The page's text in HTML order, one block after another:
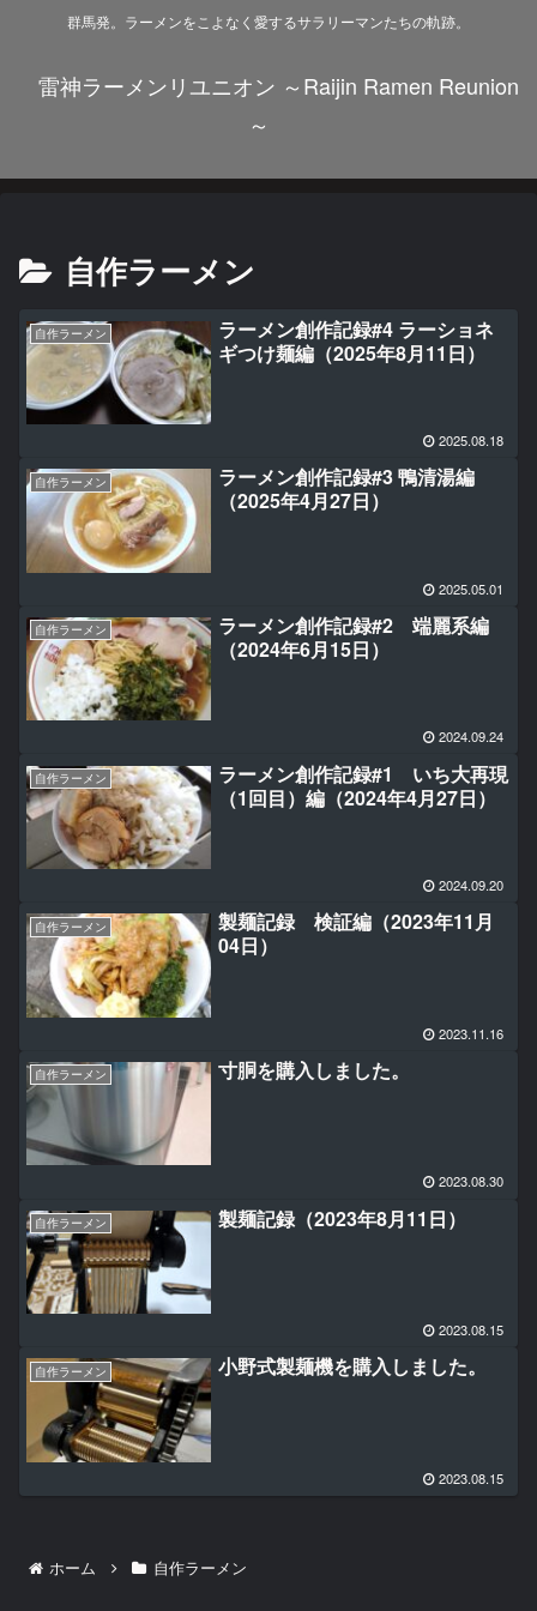
群馬発。ラーメンをこよなく愛するサラリーマンたちの軌跡。
雷神ラーメンリユニオン ～Raijin Ramen Reunion
～
自作ラーメン
自作ラーメン
ラーメン創作記録#4 ラーショネ
ギつけ麺編（2025年8月11日）
2025.08.18
自作ラーメン
ラーメン創作記録#3 鴨清湯編
（2025年4月27日）
2025.05.01
自作ラーメン
ラーメン創作記録#2 端麗系編
（2024年6月15日）
2024.09.24
自作ラーメン
ラーメン創作記録#1 いち大再現
（1回目）編（2024年4月27日）
2024.09.20
自作ラーメン
製麺記録 検証編（2023年11月
04日）
2023.11.16
自作ラーメン 寸胴を購入しました。
2023.08.30
自作ラーメン 製麺記録（2023年8月11日）
2023.08.15
自作ラーメン 小野式製麺機を購入しました。
2023.08.15
ホーム 自作ラーメン